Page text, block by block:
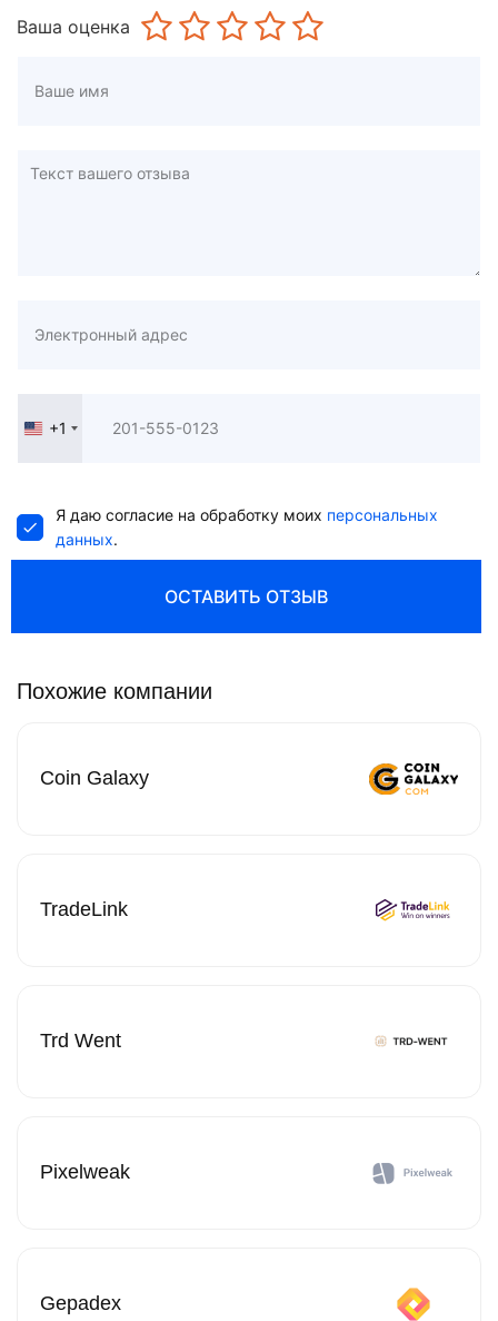
Ваша оценка
United
+1
Я даю согласие на обработку моих персональных
данных.
ОСТАВИТЬ ОТЗЫВ
Похожие компании
Coin Galaxy
TradeLink
Trd Went
Pixelweak
Gepadex